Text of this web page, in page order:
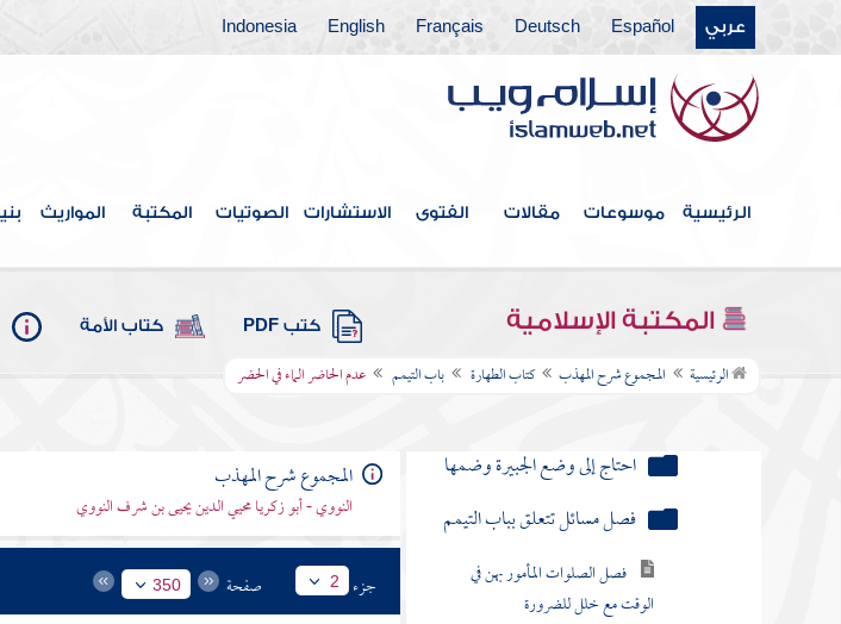
عربي Español
Deutsch
Français
English
Indonesia
الرئيسية موسوعات مقالات الفتوى الاستشارات الصوتيات المكتبة المواريث
المكتبة الإسلامية كتب PDF كتاب الأمة
الرئيسية المجموع شرح المهذب كتاب الطهارة باب التيمم عدم الحاضر الماء في الحضر
كان معه ماء صالح لطهارته
فأخرجه عن كونه مطهرا ثم احتاج إلى
التيمم
تيمم لعدم الماء ثم رأى في أثناء
تيمم للمرض حيث جوزناه وصلى
وخاف من استعماله لشدة البرد
صلى بغير طهارة لعدم الماء
احتاج إلى وضع الجبيرة وضمها
فصل مسائل تتعلق بباب التيمم
فصل الصلوات المأمور بهن في
الوقت مع خلل للضرورة
المجموع شرح المهذب
النووي - أبو زكريا محيي الدين يحيى بن شرف النووي
جزء 2 صفحة 350